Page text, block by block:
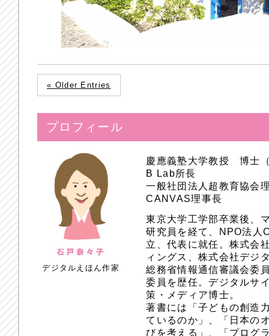
« Older Entries
プロフィール
デジタルえほん作家
慶應義塾大学教授 博士
B Lab所長
一般社団法人超教育協会
CANVAS理事長
東京大学工学部卒業後、
研究員を経て、NPO法人
立、代表に就任。株式会
ィングス、株式会社デジ
総務省情報通信審議会委
委員を歴任。デジタルサ
策・メディア博士。
著書には「子どもの創造
ているのか」、「日本の
びを考える」、「プログ